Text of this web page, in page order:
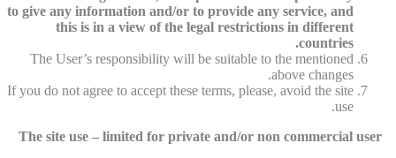
to give any information and/or to provide any service, and
this is in a view of the legal restrictions in different
countries.
The User’s responsibility will be suitable to the mentioned
above changes.
If you do not agree to accept these terms, please, avoid the site
use.
The site use – limited for private and/or non commercial user